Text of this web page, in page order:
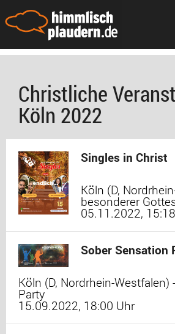
Christliche
Köln 2022
Singles in Christ
Köln (D,
besonderer
05.11.2022,
Sober Sensation
Köln (D, Nordrhein-Westfalen) -
Party
15.09.2022, 18:00 Uhr